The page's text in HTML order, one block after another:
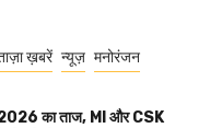
ख़बरें न्यूज़ मनोरंजन
का ताज, MI और CSK